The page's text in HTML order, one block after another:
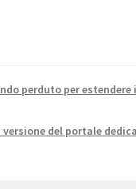
perduto per estendere
versione del portale